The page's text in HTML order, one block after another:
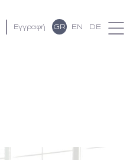
Εγγραφή GR EN DE